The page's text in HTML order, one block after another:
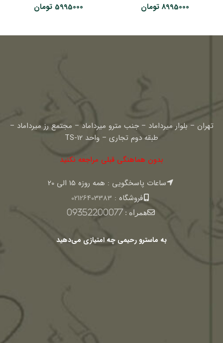
8995000 تومان
5995000 تومان
تهران – بلوار میرداماد – جنب مترو میرداماد – مجتمع رز میرداماد –
طبقه دوم تجاری – واحد TS-12
بدون هماهنگی قبلی مراجعه نکنید
ساعات پاسخگویی : همه روزه 15 الی 20
فروشگاه : 02126403383
همراه :09352200077
به ماسترو رحیمی چه امتیازی می‌دهید